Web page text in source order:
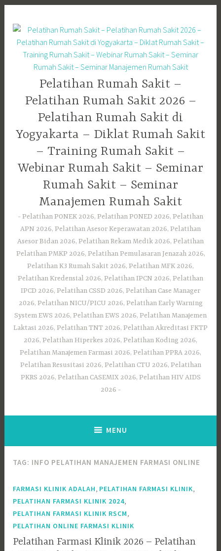
Skip
content
Pelatihan Rumah Sakit –
Pelatihan Rumah Sakit 2026 –
Pelatihan Rumah Sakit di
Yogyakarta – Diklat Rumah Sakit
– Training Rumah Sakit –
Webinar Rumah Sakit – Seminar
Rumah Sakit – Seminar
Manajemen Rumah Sakit
Pelatihan PONEK 2026, Pelatihan PONED 2026, Pelatihan
APN 2026, Pelatihan Asesor Keperawatan 2026, Pelatihan
Asesor Bidan 2026, Pelatihan Rekam Medik 2026, Pelatihan
Pelatihan PMKP 2026, Pelatihan Pemulasaran Jenazah 2026,
Pelatihan K3 Rumah Sakit 2026, Pelatihan MFK 2026,
Pelatihan Kredensial 2026, Pelatihan IPCN 2026, Pelatihan
IPCD 2026, Pelatihan CSSD 2026, Pelatihan Case Manager
2026, Pelatihan NICU/PICU 2026, Pelatihan Early Warning
System EWS 2026, Pelatihan EWS 2026, Pelatihan Manajemen
Laktasi 2026, Pelatihan TNT 2026, Pelatihan Akreditasi FKTP
2026, Pelatihan Hiperkes 2026, Pelatihan Koding 2026,
Pelatihan Manajemen Farmasi 2026, Pelatihan PPRA 2026,
Pelatihan Resusitasi 2026, Pelatihan CTU 2026, Pelatihan
PKRS 2026, Pelatihan CASEMIX 2026, Pelatihan HIV AIDS
2026
MENU
TAG: INFO PELATIHAN MANAJEMEN FARMASI ONLINE
FARMASI KLINIK ADALAH, PELATIHAN FARMASI KLINIK,
PELATIHAN FARMASI KLINIK 2024,
PELATIHAN FARMASI KLINIK RSCM,
PELATIHAN ONLINE FARMASI KLINIK
Pelatihan Farmasi Klinik 2026 – Pelatihan